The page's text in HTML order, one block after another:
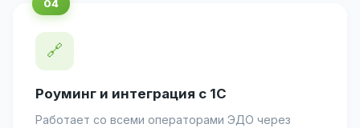
🔗
Роуминг и интеграция с 1С
Работает со всеми операторами ЭДО через